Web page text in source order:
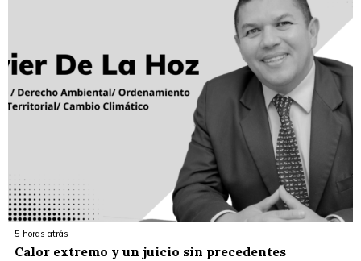
5 horas atrás
Calor extremo y un juicio sin precedentes